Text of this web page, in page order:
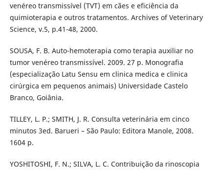
venéreo transmissível (TVT) em cães e eficiência da
quimioterapia e outros tratamentos. Archives of Veterinary
Science, v.5, p.41-48, 2000.
SOUSA, F. B. Auto-hemoterapia como terapia auxiliar no
tumor venéreo transmissível. 2009. 27 p. Monografia
(especialização Latu Sensu em clinica medica e clinica
cirúrgica em pequenos animais) Universidade Castelo
Branco, Goiânia.
TILLEY, L. P.; SMITH, J. R. Consulta veterinária em cinco
minutos 3ed. Barueri – São Paulo: Editora Manole, 2008.
1604 p.
YOSHITOSHI, F. N.; SILVA, L. C. Contribuição da rinoscopia